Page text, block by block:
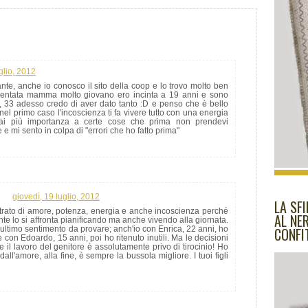
LA
AL
2012
anche io conosco il sito della coop e lo trovo molto ben
mamma molto giovano ero incinta a 19 anni e sono
33 adesso credo di aver dato tanto :D e penso che è bello
primo caso l'incoscienza ti fa vivere tutto con una energia
più importanza a certe cose che prima non prendevi
mi sento in colpa di "errori che ho fatto prima"
giovedì, 19 luglio, 2012
di amore, potenza, energia e anche incoscienza perché
lo si affronta pianificando ma anche vivendo alla giornata.
sentimento da provare; anch'io con Enrica, 22 anni, ho
con Edoardo, 15 anni, poi ho ritenuto inutili. Ma le decisioni
il lavoro del genitore è assolutamente privo di tirocinio! Ho
alla fine, è sempre la bussola migliore. I tuoi figli